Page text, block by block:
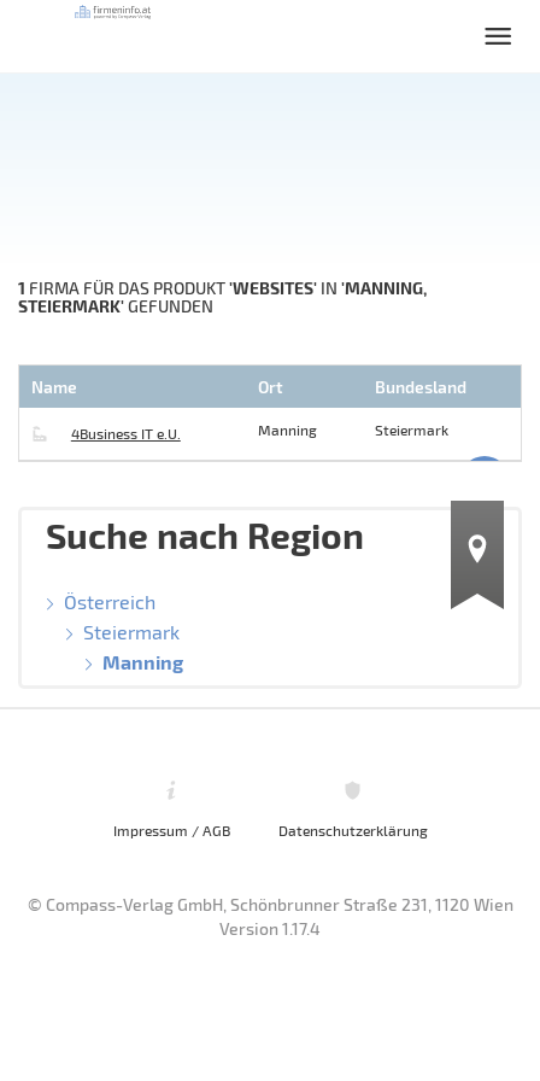
1 FIRMA FÜR DAS PRODUKT'WEBSITES' IN 'MANNING,
STEIERMARK'GEFUNDEN
Name Ort Bundesland
4Business IT e.U. Manning Steiermark
Suche nach Region
Österreich
Steiermark
Manning
Impressum / AGB Datenschutzerklärung
© Compass-Verlag GmbH, Schönbrunner Straße 231, 1120 Wien
Version 1.17.4